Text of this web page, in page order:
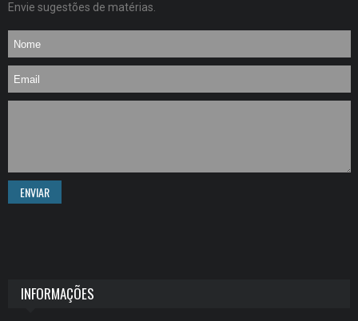
Envie sugestões de matérias.
ENVIAR
INFORMAÇÕES